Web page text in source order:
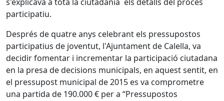
participatiu.
Després de quatre anys celebrant els pressupostos
participatius de joventut, l'Ajuntament de Calella, va
decidir fomentar i incrementar la participació ciutadana
en la presa de decisions municipals, en aquest sentit, en
el pressupost municipal de 2015 es va comprometre
una partida de 190.000 € per a “Pressupostos